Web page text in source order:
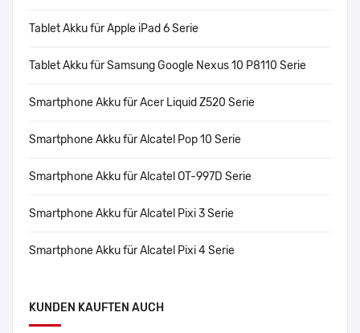
Tablet Akku für Apple iPad 6 Serie
Tablet Akku für Samsung Google Nexus 10 P8110 Serie
Smartphone Akku für Acer Liquid Z520 Serie
Smartphone Akku für Alcatel Pop 10 Serie
Smartphone Akku für Alcatel OT-997D Serie
Smartphone Akku für Alcatel Pixi 3 Serie
Smartphone Akku für Alcatel Pixi 4 Serie
KUNDEN KAUFTEN AUCH